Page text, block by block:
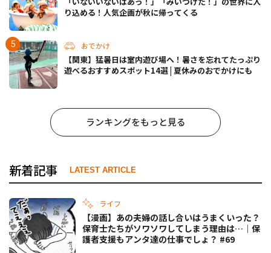
り込める！人気企画が秋に帰ってくる
おでかけ
【関東】猛暑日は室内遊び場へ！暑さを忘れてたっぷり
遊べるおすすめスポット14選 | 夏休みのおでかけにも
ランキングをもっと見る
新着記事 LATEST ARTICLE
ライフ
【漫画】あの夫婦の話し合いはうまくいった？
保育士たちがソワソワしてしまう理由は…｜保
護者支援もアンタ達の仕事でしょ？ #69